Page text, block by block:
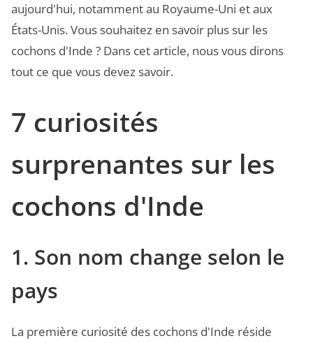
aujourd'hui, notamment au Royaume-Uni et aux
États-Unis. Vous souhaitez en savoir plus sur les
cochons d'Inde ? Dans cet article, nous vous dirons
tout ce que vous devez savoir.
7 curiosités
surprenantes sur les
cochons d'Inde
1. Son nom change selon le
pays
La première curiosité des cochons d'Inde réside